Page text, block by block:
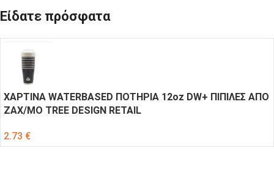
Είδατε πρόσφατα
ΧΑΡΤΙΝΑ WATERBASED ΠΟΤΗΡΙΑ 12oz DW+ ΠΙΠΙΛΕΣ ΑΠΟ
ΖΑΧ/ΜΟ TREE DESIGN RETAIL
2.73 €